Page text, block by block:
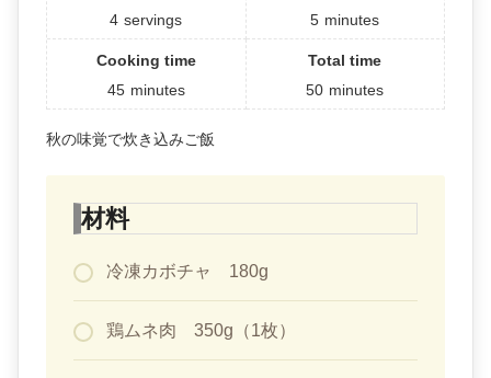
4 servings
5 minutes
Cooking time
45 minutes
Total time
50 minutes
秋の味覚で炊き込みご飯
材料
冷凍カボチャ 180g
鶏ムネ肉 350g（1枚）